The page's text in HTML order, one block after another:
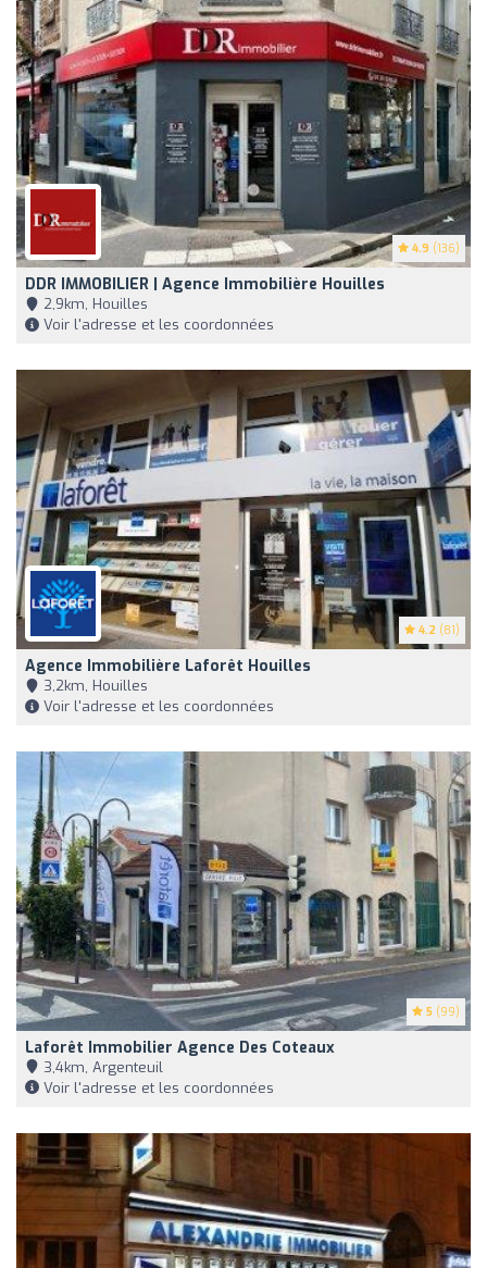
4.9 (136)
DDR IMMOBILIER | Agence Immobilière Houilles
2,9km, Houilles
Voir l'adresse et les coordonnées
4.2 (81)
Agence Immobilière Laforêt Houilles
3,2km, Houilles
Voir l'adresse et les coordonnées
5 (99)
Laforêt Immobilier Agence Des Coteaux
3,4km, Argenteuil
Voir l'adresse et les coordonnées